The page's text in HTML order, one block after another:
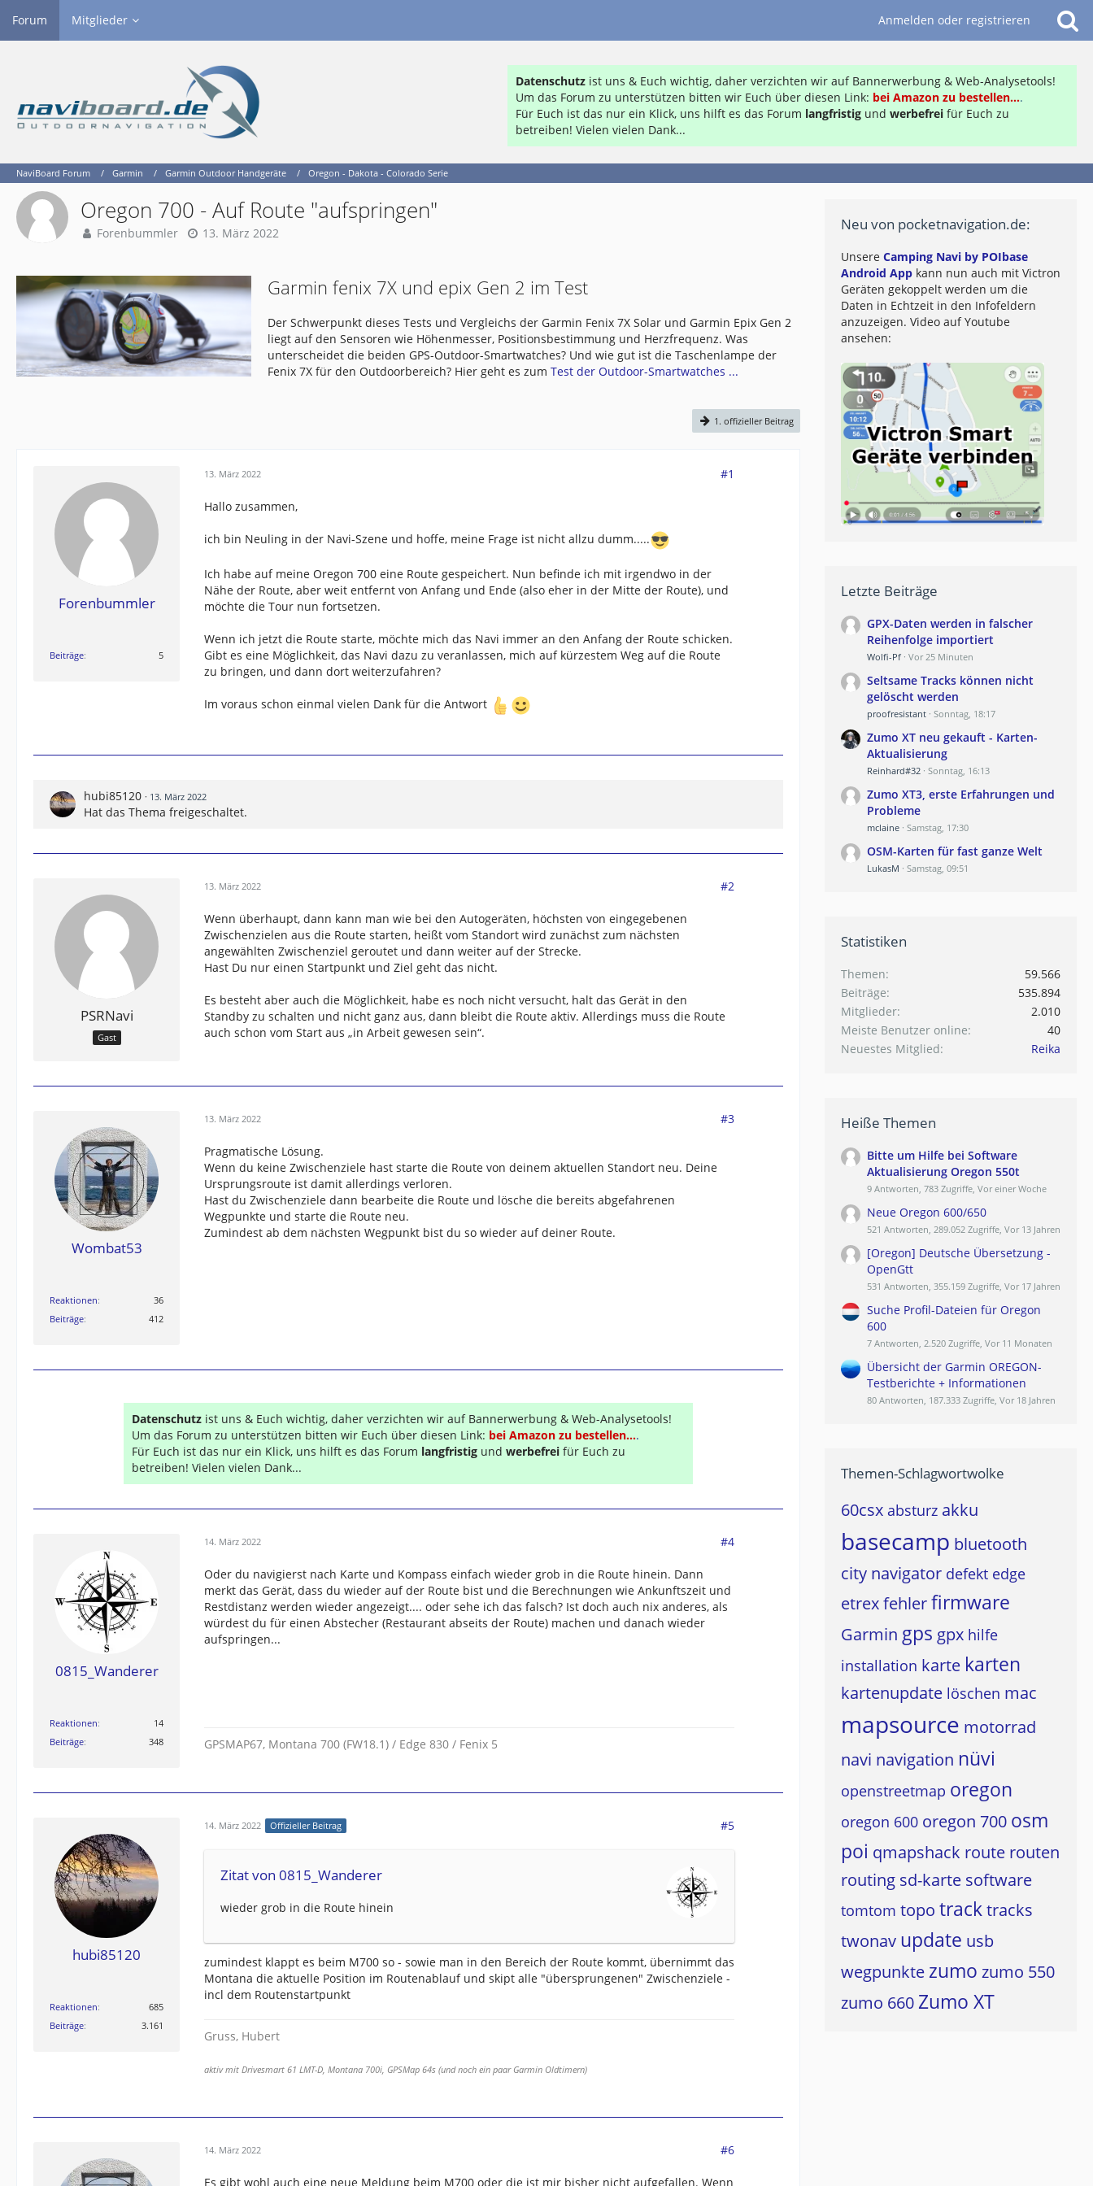
Forum Mitglieder Anmelden oder registrieren
Datenschutz ist uns & Euch wichtig, daher verzichten wir auf Bannerwerbung & Web-Analysetools!
Um das Forum zu unterstützen bitten wir Euch über diesen Link: bei Amazon zu bestellen....
Für Euch ist das nur ein Klick, uns hilft es das Forum langfristig und werbefrei für Euch zu
betreiben! Vielen vielen Dank...
NaviBoard Forum Garmin Garmin Outdoor Handgeräte Oregon - Dakota - Colorado Serie
Oregon 700 - Auf Route "aufspringen"
Forenbummler 13. März 2022
Garmin fenix 7X und epix Gen 2 im Test
Der Schwerpunkt dieses Tests und Vergleichs der Garmin Fenix 7X Solar und Garmin Epix Gen 2
liegt auf den Sensoren wie Höhenmesser, Positionsbestimmung und Herzfrequenz. Was
unterscheidet die beiden GPS-Outdoor-Smartwatches? Und wie gut ist die Taschenlampe der
Fenix 7X für den Outdoorbereich? Hier geht es zumTest der Outdoor-Smartwatches ...
1. offizieller Beitrag
Forenbummler
Beiträge 5
13. März 2022 #1
Hallo zusammen,
ich bin Neuling in der Navi-Szene und hoffe, meine Frage ist nicht allzu dumm.....
Ich habe auf meine Oregon 700 eine Route gespeichert. Nun befinde ich mit irgendwo in der
Nähe der Route, aber weit entfernt von Anfang und Ende (also eher in der Mitte der Route), und
möchte die Tour nun fortsetzen.
Wenn ich jetzt die Route starte, möchte mich das Navi immer an den Anfang der Route schicken.
Gibt es eine Möglichkeit, das Navi dazu zu veranlassen, mich auf kürzestem Weg auf die Route
zu bringen, und dann dort weiterzufahren?
Im voraus schon einmal vielen Dank für die Antwort
hubi85120 13. März 2022
Hat das Thema freigeschaltet.
PSRNavi
Gast
13. März 2022 #2
Wenn überhaupt, dann kann man wie bei den Autogeräten, höchsten von eingegebenen
Zwischenzielen aus die Route starten, heißt vom Standort wird zunächst zum nächsten
angewählten Zwischenziel geroutet und dann weiter auf der Strecke.
Hast Du nur einen Startpunkt und Ziel geht das nicht.
Es besteht aber auch die Möglichkeit, habe es noch nicht versucht, halt das Gerät in den
Standby zu schalten und nicht ganz aus, dann bleibt die Route aktiv. Allerdings muss die Route
auch schon vom Start aus „in Arbeit gewesen sein“.
Wombat53
Reaktionen
36
Beiträge
412
13. März 2022 #3
Pragmatische Lösung.
Wenn du keine Zwischenziele hast starte die Route von deinem aktuellen Standort neu. Deine
Ursprungsroute ist damit allerdings verloren.
Hast du Zwischenziele dann bearbeite die Route und lösche die bereits abgefahrenen
Wegpunkte und starte die Route neu.
Zumindest ab dem nächsten Wegpunkt bist du so wieder auf deiner Route.
Datenschutz ist uns & Euch wichtig, daher verzichten wir auf Bannerwerbung & Web-Analysetools!
Um das Forum zu unterstützen bitten wir Euch über diesen Link: bei Amazon zu bestellen....
Für Euch ist das nur ein Klick, uns hilft es das Forum langfristig und werbefrei für Euch zu
betreiben! Vielen vielen Dank...
0815_Wanderer
Reaktionen
14
Beiträge
348
14. März 2022 #4
Oder du navigierst nach Karte und Kompass einfach wieder grob in die Route hinein. Dann
merkt das Gerät, dass du wieder auf der Route bist und die Berechnungen wie Ankunftszeit und
Restdistanz werden wieder angezeigt.... oder sehe ich das falsch? Ist doch auch nix anderes, als
würdest du für einen Abstecher (Restaurant abseits der Route) machen und danach wieder
aufspringen...
GPSMAP67, Montana 700 (FW18.1) / Edge 830 / Fenix 5
hubi85120
Reaktionen
685
Beiträge
3.161
14. März 2022 Offizieller Beitrag #5
Zitat von 0815_Wanderer
wieder grob in die Route hinein
zumindest klappt es beim M700 so - sowie man in den Bereich der Route kommt, übernimmt das
Montana die aktuelle Position im Routenablauf und skipt alle "übersprungenen" Zwischenziele -
incl dem Routenstartpunkt
Gruss, Hubert
aktiv mit Drivesmart 61 LMT-D, Montana 700i, GPSMap 64s (und noch ein paar Garmin Oldtimern)
14. März 2022 #6
Es gibt wohl auch eine neue Meldung beim M700 oder die ist mir bisher nicht aufgefallen. Wenn
Neu von pocketnavigation.de:
Unsere Camping Navi by POIbase
Android App kann nun auch mit Victron
Geräten gekoppelt werden um die
Daten in Echtzeit in den Infofeldern
anzuzeigen. Video auf Youtube
ansehen:
Letzte Beiträge
GPX-Daten werden in falscher
Reihenfolge importiert
Wolfi-Pf Vor 25 Minuten
Seltsame Tracks können nicht
gelöscht werden
proofresistant Sonntag, 18:17
Zumo XT neu gekauft - Karten-
Aktualisierung
Reinhard#32 Sonntag, 16:13
Zumo XT3, erste Erfahrungen und
Probleme
mclaine Samstag, 17:30
OSM-Karten für fast ganze Welt
LukasM Samstag, 09:51
Statistiken
Themen
59.566
Beiträge
535.894
Mitglieder
2.010
Meiste Benutzer online
40
Neuestes Mitglied
Reika
Heiße Themen
Bitte um Hilfe bei Software
Aktualisierung Oregon 550t
9 Antworten, 783 Zugriffe, Vor einer Woche
Neue Oregon 600/650
521 Antworten, 289.052 Zugriffe, Vor 13 Jahren
[Oregon] Deutsche Übersetzung -
OpenGtt
531 Antworten, 355.159 Zugriffe, Vor 17 Jahren
Suche Profil-Dateien für Oregon
600
7 Antworten, 2.520 Zugriffe, Vor 11 Monaten
Übersicht der Garmin OREGON-
Testberichte + Informationen
80 Antworten, 187.333 Zugriffe, Vor 18 Jahren
Themen-Schlagwortwolke
60csx absturz akku
basecamp bluetooth
city navigator defekt edge
etrexfehlerfirmware
Garmin gps gpx hilfe
installation karte karten
kartenupdate löschen mac
mapsource motorrad
navi navigation nüvi
openstreetmap oregon
oregon 600 oregon 700 osm
poi qmapshack route routen
routing sd-karte software
tomtom topo tracktracks
twonav update usb
wegpunkte zumo zumo 550
zumo 660 Zumo XT